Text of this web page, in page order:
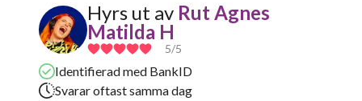
Hyrs ut av Rut Agnes
Matilda H
5/5
Identifierad med BankID
Svarar oftast samma dag